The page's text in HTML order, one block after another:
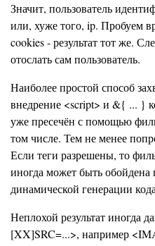
Значит, пользователь
или, хуже того, ip. Пробуем
cookies - результат тот же.
отослать сам пользователь.
Наиболее простой способ
внедрение <script> и &{ ... }
уже пресечён с помощью
том числе. Тем не менее
Если теги разрешены, то
иногда может быть
динамической генерации
Неплохой результат иногда
[XX]SRC=...>, например